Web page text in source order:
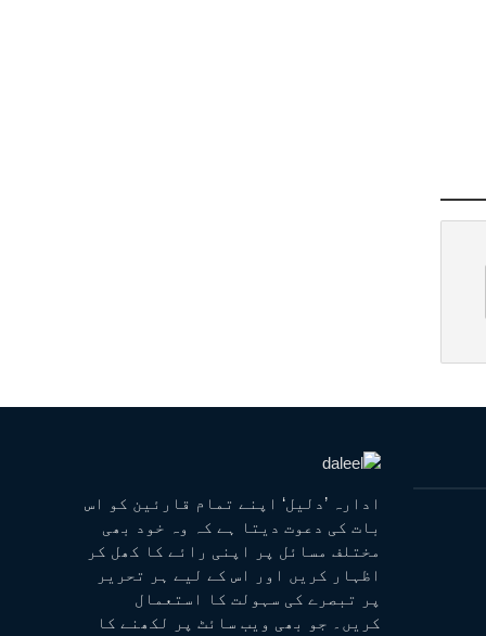
ادارہ ’دلیل‘ اپنے تمام قارئین کو اس
بات کی دعوت دیتا ہے کہ وہ خود بھی
مختلف مسائل پر اپنی رائے کا کھل کر
اظہار کریں اور اس کے لیے ہر تحریر
پر تبصرے کی سہولت کا استعمال
کریں۔ جو بھی ویب سائٹ پر لکھنے کا